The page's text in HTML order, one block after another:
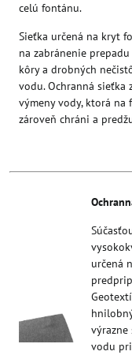
celú fontánu.
Sieťka určená na kryt
na zabránenie
kôry a drobných
vodu. Ochranná sieťka
výmeny vody, ktorá na
zároveň chráni a
určená
výrazne
vodu